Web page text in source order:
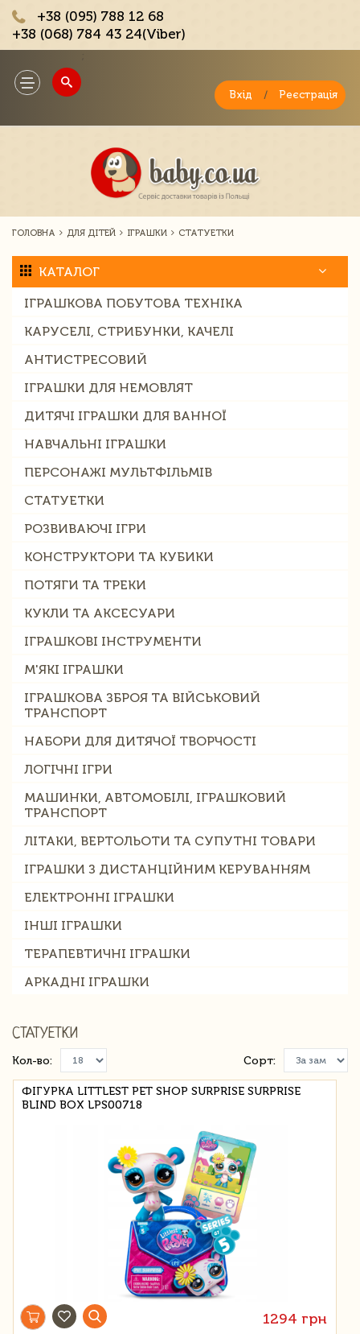
+38 (095) 788 12 68
+38 (068) 784 43 24(Viber)
Toggle
navigation
Вхід / Реєстрація
ГОЛОВНА ДЛЯ ДІТЕЙ ІГРАШКИ СТАТУЕТКИ
КАТАЛОГ
ІГРАШКОВА ПОБУТОВА ТЕХНІКА
КАРУСЕЛІ, СТРИБУНКИ, КАЧЕЛІ
АНТИСТРЕСОВИЙ
ІГРАШКИ ДЛЯ НЕМОВЛЯТ
ДИТЯЧІ ІГРАШКИ ДЛЯ ВАННОЇ
НАВЧАЛЬНІ ІГРАШКИ
ПЕРСОНАЖІ МУЛЬТФІЛЬМІВ
СТАТУЕТКИ
РОЗВИВАЮЧІ ІГРИ
КОНСТРУКТОРИ ТА КУБИКИ
ПОТЯГИ ТА ТРЕКИ
КУКЛИ ТА АКСЕСУАРИ
ІГРАШКОВІ ІНСТРУМЕНТИ
М'ЯКІ ІГРАШКИ
ІГРАШКОВА ЗБРОЯ ТА ВІЙСЬКОВИЙ
ТРАНСПОРТ
НАБОРИ ДЛЯ ДИТЯЧОЇ ТВОРЧОСТІ
ЛОГІЧНІ ІГРИ
МАШИНКИ, АВТОМОБІЛІ, ІГРАШКОВИЙ
ТРАНСПОРТ
ЛІТАКИ, ВЕРТОЛЬОТИ ТА СУПУТНІ ТОВАРИ
ІГРАШКИ З ДИСТАНЦІЙНИМ КЕРУВАННЯМ
ЕЛЕКТРОННІ ІГРАШКИ
ІНШІ ІГРАШКИ
ТЕРАПЕВТИЧНІ ІГРАШКИ
АРКАДНІ ІГРАШКИ
СТАТУЕТКИ
Кол-во: Сорт:
ФІГУРКА LITTLEST PET SHOP SURPRISE SURPRISE
BLIND BOX LPS00718
1294 грн